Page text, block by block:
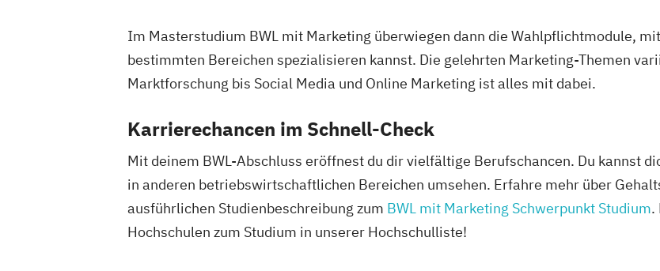
Im Masterstudium BWL mit Marketing überwiegen dann die Wahlpflichtmodule,
bestimmten Bereichen spezialisieren kannst. Die gelehrten Marketing-Themen
Marktforschung bis Social Media und Online Marketing ist alles mit dabei.
Karrierechancen im Schnell-Check
Mit deinem BWL-Abschluss eröffnest du dir vielfältige Berufschancen. Du kannst
in anderen betriebswirtschaftlichen Bereichen umsehen. Erfahre mehr über
ausführlichen Studienbeschreibung zum BWL mit Marketing Schwerpunkt Studium.
Hochschulen zum Studium in unserer Hochschulliste!